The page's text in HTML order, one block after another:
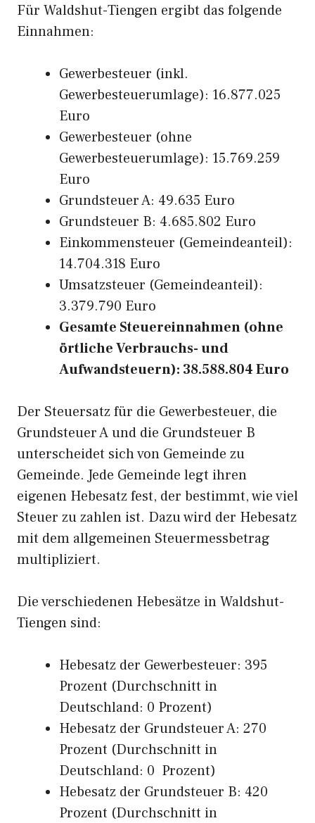
Für Waldshut-Tiengen ergibt das folgende
Einnahmen:
Gewerbesteuer (inkl.
Gewerbesteuerumlage): 16.877.025
Euro
Gewerbesteuer (ohne
Gewerbesteuerumlage): 15.769.259
Euro
Grundsteuer A: 49.635 Euro
Grundsteuer B: 4.685.802 Euro
Einkommensteuer (Gemeindeanteil):
14.704.318 Euro
Umsatzsteuer (Gemeindeanteil):
3.379.790 Euro
Gesamte Steuereinnahmen (ohne
örtliche Verbrauchs- und
Aufwandsteuern): 38.588.804 Euro
Der Steuersatz für die Gewerbesteuer, die
Grundsteuer A und die Grundsteuer B
unterscheidet sich von Gemeinde zu
Gemeinde. Jede Gemeinde legt ihren
eigenen Hebesatz fest, der bestimmt, wie viel
Steuer zu zahlen ist. Dazu wird der Hebesatz
mit dem allgemeinen Steuermessbetrag
multipliziert.
Die verschiedenen Hebesätze in Waldshut-
Tiengen sind:
Hebesatz der Gewerbesteuer: 395
Prozent (Durchschnitt in
Deutschland: 0 Prozent)
Hebesatz der Grundsteuer A: 270
Prozent (Durchschnitt in
Deutschland: 0 Prozent)
Hebesatz der Grundsteuer B: 420
Prozent (Durchschnitt in